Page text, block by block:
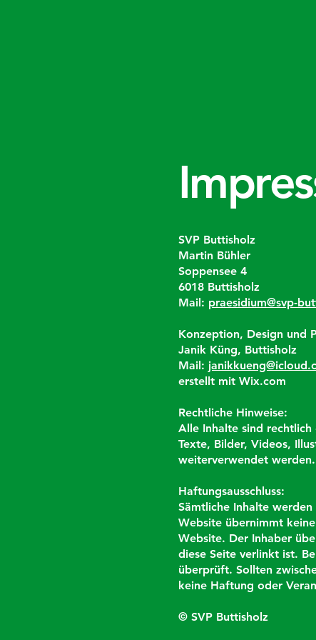
SVP Buttisholz
Martin Bühler
Soppensee 4
6018 Buttisholz
Mail: praesidium@svp-
Konzeption, Design und
Janik Küng, Buttisholz
Mail:
erstellt mit Wix.com
Rechtliche Hinweise:
Alle Inhalte sind rechtlich
Texte, Bilder, Videos,
weiterverwendet werden.
Haftungsausschluss:
Sämtliche Inhalte
Website übernimmt
Website. Der Inhaber
diese Seite verlinkt ist.
überprüft. Sollten
keine Haftung oder
© SVP Buttisholz